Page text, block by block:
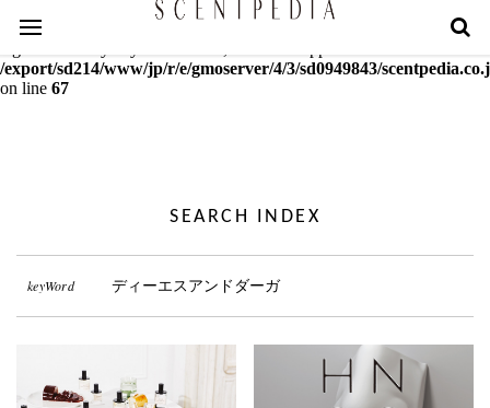
Warning
: mcrypt_decrypt(): Key of size 18 not supported by this
/export/sd214/www/jp/r/e/gmoserver/4/3/sd0949843/
on line 67
SEARCH INDEX
keyWord ディーエスアンドダーガ